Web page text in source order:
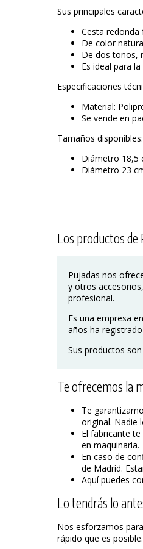
Sus principales
Cesta redonda
De color
De dos tonos,
Es ideal para
Especificaciones
Material:
Se vende en
Tamaños disponibles:
Diámetro 18,5
Diámetro 23
Los productos de
Pujadas nos
y otros
profesional.
Es una empresa
años ha
Sus productos
Te ofrecemos la
Te
original. Nadie
El fabricante
en maquinaria.
En caso de
de Madrid.
Aquí puedes
Lo tendrás lo
Nos esforzamos
rápido que es